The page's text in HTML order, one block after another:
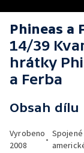
Phineas a
14/39
hrátky
a Ferba
Obsah dílu
Vyrobeno
2008
•